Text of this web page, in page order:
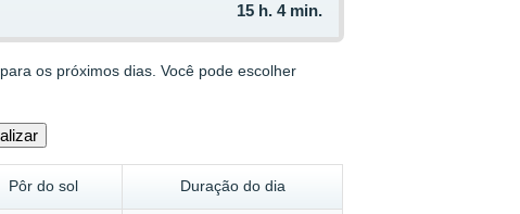
15 h. 4 min.
os próximos dias. Você pode escolher
Pôr do sol Duração do dia